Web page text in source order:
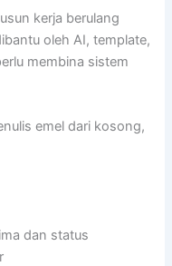
kerja berulang
oleh AI, template,
membina sistem
emel dari kosong,
dan status